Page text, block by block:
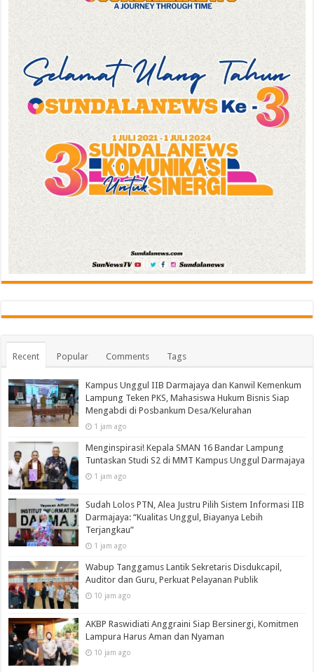
Recent Popular Comments Tags
Kampus Unggul IIB Darmajaya dan Kanwil Kemenkum
Lampung Teken PKS, Mahasiswa Hukum Bisnis Siap
Mengabdi di Posbankum Desa/Kelurahan
1 jam ago
Menginspirasi! Kepala SMAN 16 Bandar Lampung
Tuntaskan Studi S2 di MMT Kampus Unggul Darmajaya
1 jam ago
Sudah Lolos PTN, Alea Justru Pilih Sistem Informasi IIB
Darmajaya: “Kualitas Unggul, Biayanya Lebih
Terjangkau”
1 jam ago
Wabup Tanggamus Lantik Sekretaris Disdukcapil,
Auditor dan Guru, Perkuat Pelayanan Publik
10 jam ago
AKBP Raswidiati Anggraini Siap Bersinergi, Komitmen
Lampura Harus Aman dan Nyaman
10 jam ago